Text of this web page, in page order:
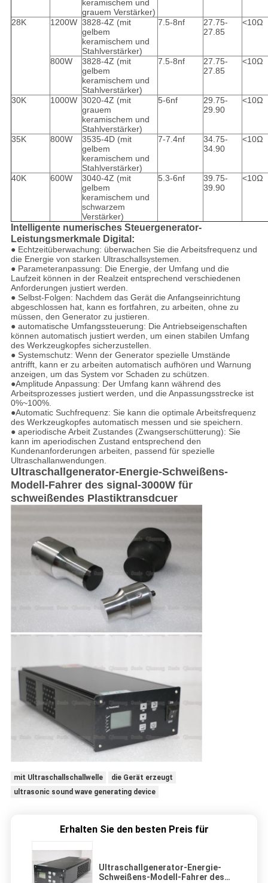
keramischem und
grauem Verstärker)
28K
1200W 3828-4Z (mit
gelbem
keramischem und
Stahlverstärker)
7.5-8nf
27.75-
27.85
<10Ω
800W
3828-4Z (mit
gelbem
keramischem und
Stahlverstärker)
7.5-8nf
27.75-
27.85
<10Ω
30K 1000W 3020-4Z (mit
grauem
keramischem und
Stahlverstärker)
5-6nf
29.75-
29.90
<10Ω
35K 800W
3535-4D (mit
gelbem
keramischem und
Stahlverstärker)
7-7.4nf
34.75-
34.90
<10Ω
40K 600W
3040-4Z (mit
gelbem
keramischem und
schwarzem
Verstärker)
5.3-6nf
39.75-
39.90
<10Ω
Intelligente numerisches Steuergenerator-
Leistungsmerkmale Digital:
● Echtzeitüberwachung: überwachen Sie die Arbeitsfrequenz und
die Energie von starken Ultraschallsystemen.
● Parameteranpassung: Die Energie, der Umfang und die
Laufzeit können in der Realzeit entsprechend verschiedenen
Anforderungen justiert werden.
● Selbst-Folgen: Nachdem das Gerät die Anfangseinrichtung
abgeschlossen hat, kann es fortfahren, zu arbeiten, ohne zu
müssen, den Generator zu justieren.
● automatische Umfangssteuerung: Die Antriebseigenschaften
können automatisch justiert werden, um einen stabilen Umfang
des Werkzeugkopfes sicherzustellen.
● Systemschutz: Wenn der Generator spezielle Umstände
antrifft, kann er zu arbeiten automatisch aufhören und Warnung
anzeigen, um das System vor Schaden zu schützen.
●Amplitude Anpassung: Der Umfang kann während des
Arbeitsprozesses justiert werden, und die Anpassungsstrecke ist
0%~100%.
●Automatic Suchfrequenz: Sie kann die optimale Arbeitsfrequenz
des Werkzeugkopfes automatisch messen und sie speichern.
● aperiodische Arbeit Zustandes (Zwangserschütterung): Sie
kann im aperiodischen Zustand entsprechend den
Kundenanforderungen arbeiten, passend für spezielle
Ultraschallanwendungen.
Ultraschallgenerator-Energie-Schweißens-
Modell-Fahrer des signal-3000W für
schweißendes Plastiktransdcuer
mit Ultraschallschallwelle
die Gerät erzeugt
ultrasonic sound wave generating device
Erhalten Sie den besten Preis für
Ultraschallgenerator-Energie-
Schweißens-Modell-Fahrer des